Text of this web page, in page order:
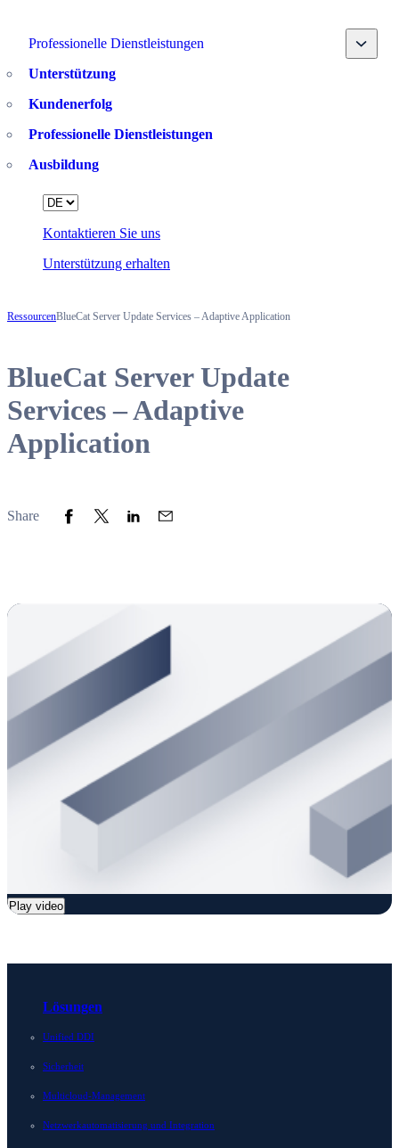
Professionelle Dienstleistungen Toggle
Unterstützung
Kundenerfolg
Professionelle Dienstleistungen
Ausbildung
Kontaktieren Sie uns
Unterstützung erhalten
Language
RessourcenBlueCat Server Update Services – Adaptive Application
BlueCat Server Update
Services – Adaptive
Application
Share Share to Facebook
Share to Twitter
Share to LinkedIn
Share to Email
Play video
Lösungen
Unified DDI
Sicherheit
Multicloud-Management
Netzwerkautomatisierung und Integration